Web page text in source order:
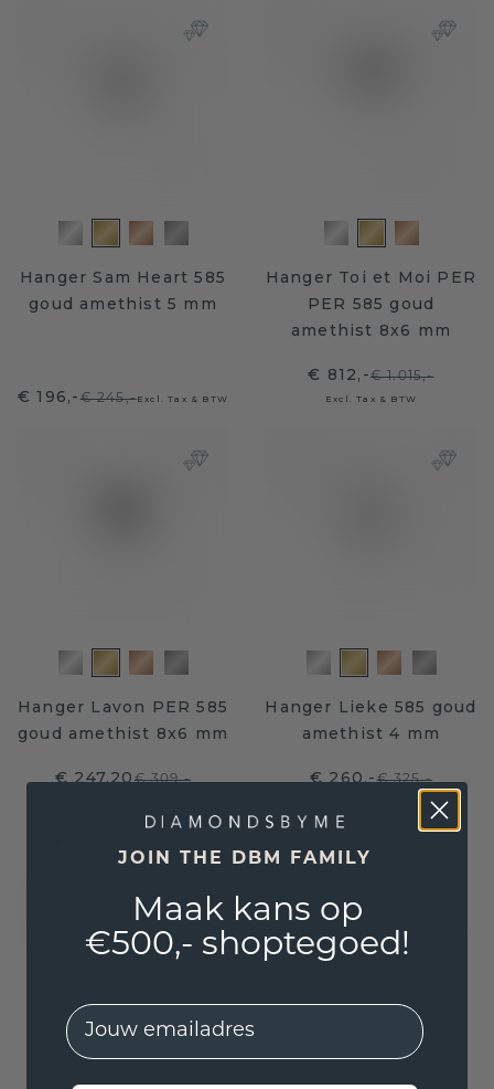
Hanger Sam Heart 585
goud amethist 5 mm
€ 196,-€ 245,-Excl. Tax & BTW
Hanger Toi et Moi PER
PER 585 goud
amethist 8x6 mm
€ 812,-€ 1.015,-
Excl. Tax & BTW
Hanger Lavon PER 585
goud amethist 8x6 mm
€ 247,20€ 309,-
Hanger Lieke 585 goud
amethist 4 mm
€ 260,-€ 325,-
JOIN THE DBM FAMILY
Maak kans op
€500,- shoptegoed!
EMail